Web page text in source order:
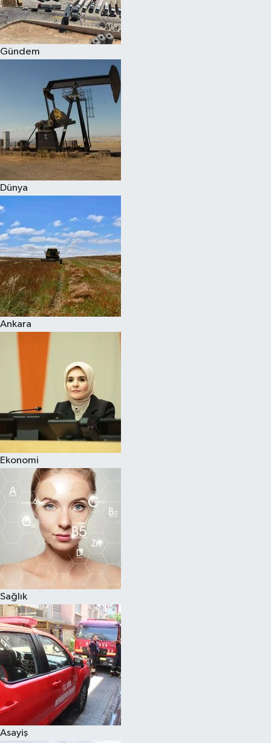
Gündem
Dünya
Ankara
Ekonomi
Sağlık
Asayiş
Spor
Burç Yorumları
Çocuk
Eğitim
Hava Durumu
Kadın
Kültür Sanat
Sağlık
Siyaset
Teknoloji
Televizyon
Yaşam-Çevre